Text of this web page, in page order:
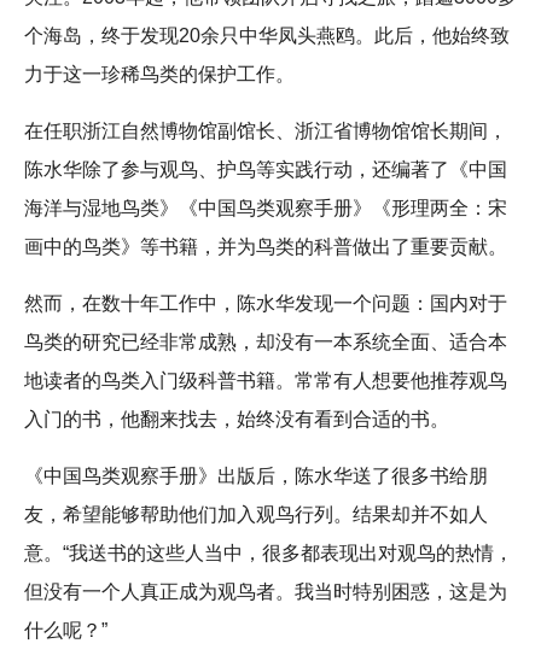
个海岛，终于发现20余只中华凤头燕鸥。此后，他始终致
力于这一珍稀鸟类的保护工作。
在任职浙江自然博物馆副馆长、浙江省博物馆馆长期间，
陈水华除了参与观鸟、护鸟等实践行动，还编著了《中国
海洋与湿地鸟类》《中国鸟类观察手册》《形理两全：宋
画中的鸟类》等书籍，并为鸟类的科普做出了重要贡献。
然而，在数十年工作中，陈水华发现一个问题：国内对于
鸟类的研究已经非常成熟，却没有一本系统全面、适合本
地读者的鸟类入门级科普书籍。常常有人想要他推荐观鸟
入门的书，他翻来找去，始终没有看到合适的书。
《中国鸟类观察手册》出版后，陈水华送了很多书给朋
友，希望能够帮助他们加入观鸟行列。结果却并不如人
意。“我送书的这些人当中，很多都表现出对观鸟的热情，
但没有一个人真正成为观鸟者。我当时特别困惑，这是为
什么呢？”